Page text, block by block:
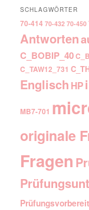
SCHLAGWÖRTER
70-414 70-432 70-450
Antworten
C_BOBIP_40
C_TAW12_731
Englisch HP
MB7-701
originale
Fragen